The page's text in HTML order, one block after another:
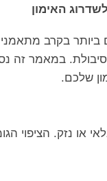
במאמר זה
שלכם.
או נזק. הציפוי